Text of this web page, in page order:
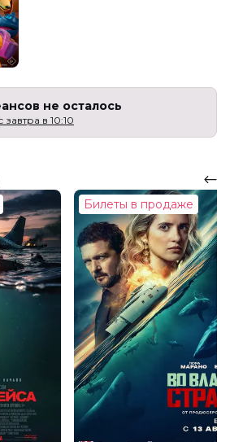
не осталось
в 10:10
Билеты в продаже